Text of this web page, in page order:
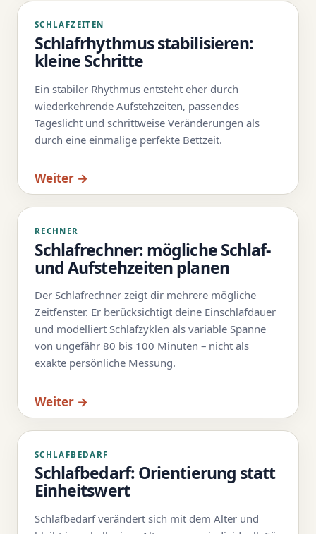
SCHLAFZEITEN
Schlafrhythmus stabilisieren:
kleine Schritte
Ein stabiler Rhythmus entsteht eher durch
wiederkehrende Aufstehzeiten, passendes
Tageslicht und schrittweise Veränderungen als
durch eine einmalige perfekte Bettzeit.
Weiter →
RECHNER
Schlafrechner: mögliche Schlaf-
und Aufstehzeiten planen
Der Schlafrechner zeigt dir mehrere mögliche
Zeitfenster. Er berücksichtigt deine Einschlafdauer
und modelliert Schlafzyklen als variable Spanne
von ungefähr 80 bis 100 Minuten – nicht als
exakte persönliche Messung.
Weiter →
SCHLAFBEDARF
Schlafbedarf: Orientierung statt
Einheitswert
Schlafbedarf verändert sich mit dem Alter und